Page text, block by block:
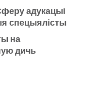
адукацыі
спецыялісты
на
дичь